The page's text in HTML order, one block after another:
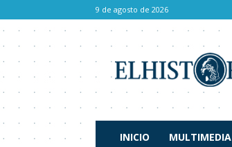
9 de agosto de 2026
Historiador
INICIO MULTIMEDIA